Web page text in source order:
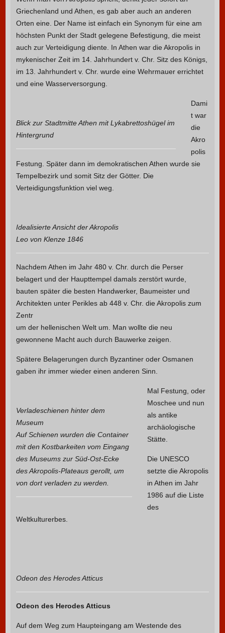
Griechenland und Athen, es gab aber auch an anderen
Orten eine. Der Name ist einfach ein Synonym für eine am
höchsten Punkt der Stadt gelegene Befestigung, die meist
auch zur Verteidigung diente. In Athen war die Akropolis in
mykenischer Zeit im 14. Jahrhundert v. Chr. Sitz des Königs,
im 13. Jahrhundert v. Chr. wurde eine Wehrmauer errichtet
und eine Wasserversorgung.
Blick zur Stadtmitte Athen mit Lykabrettoshügel im
Hintergrund
Dami
t war
die
Akro
polis
Festung. Später dann im demokratischen Athen wurde sie
Tempelbezirk und somit Sitz der Götter. Die
Verteidigungsfunktion viel weg.
Idealisierte Ansicht der Akropolis
Leo von Klenze 1846
Nachdem Athen im Jahr 480 v. Chr. durch die Perser
belagert und der Haupttempel damals zerstört wurde,
bauten später die besten Handwerker, Baumeister und
Architekten unter Perikles ab 448 v. Chr. die Akropolis zum
Zentr
um der hellenischen Welt um. Man wollte die neu
gewonnene Macht auch durch Bauwerke zeigen.
Spätere Belagerungen durch Byzantiner oder Osmanen
gaben ihr immer wieder einen anderen Sinn.
Verladeschienen hinter dem
Museum
Auf Schienen wurden die Container
mit den Kostbarkeiten vom Eingang
des Museums zur Süd-Ost-Ecke
des Akropolis-Plateaus gerollt, um
von dort verladen zu werden.
Mal Festung, oder
Moschee und nun
als antike
archäologische
Stätte.
Die UNESCO
setzte die Akropolis
in Athen im Jahr
1986 auf die Liste
des
Weltkulturerbes.
Odeon des Herodes Atticus
Odeon des Herodes Atticus
Auf dem Weg zum Haupteingang am Westende des